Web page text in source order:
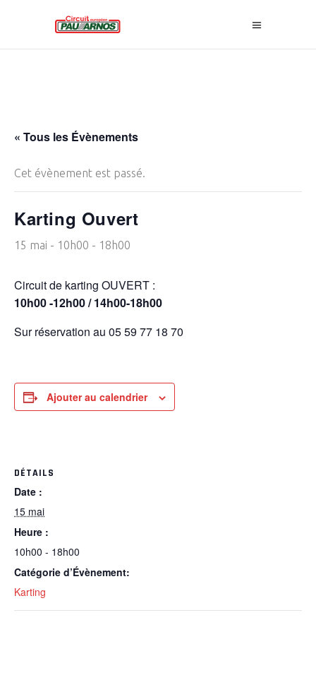
« Tous les Évènements
Cet évènement est passé.
Karting Ouvert
15 mai - 10h00 - 18h00
Circuit de karting OUVERT :
10h00 -12h00 / 14h00-18h00
Sur réservation au 05 59 77 18 70
Ajouter au calendrier
DÉTAILS
Date :
15 mai
Heure :
10h00 - 18h00
Catégorie d’Évènement:
Karting